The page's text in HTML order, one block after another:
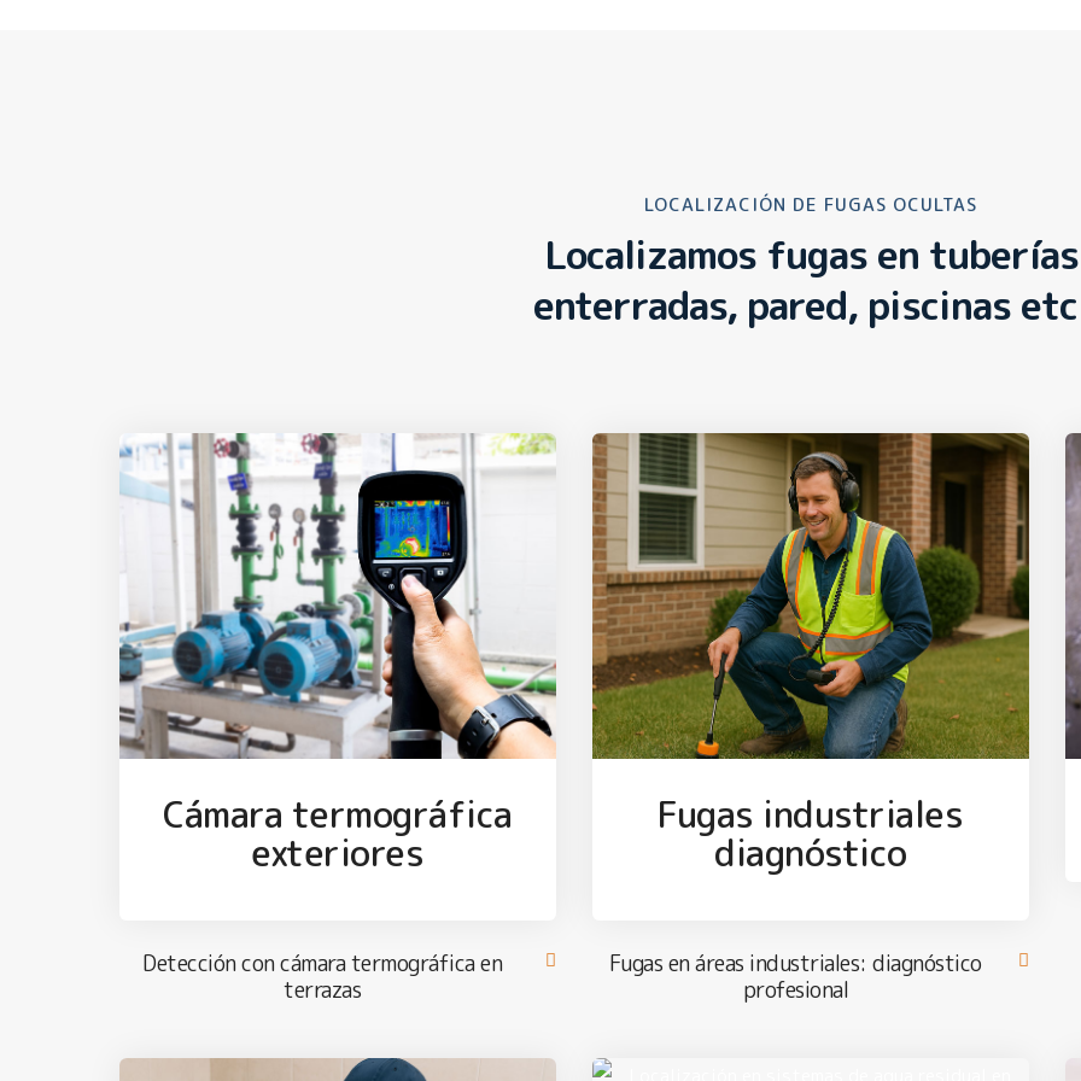
LOCALIZACIÓN DE FUGAS OCULTAS
Localizamos fugas en tuberías
enterradas, pared, piscinas
Cámara termográfica
exteriores
Detección con cámara termográfica en
terrazas
Fugas industriales
diagnóstico
Fugas en áreas industriales: diagnóstico
profesional